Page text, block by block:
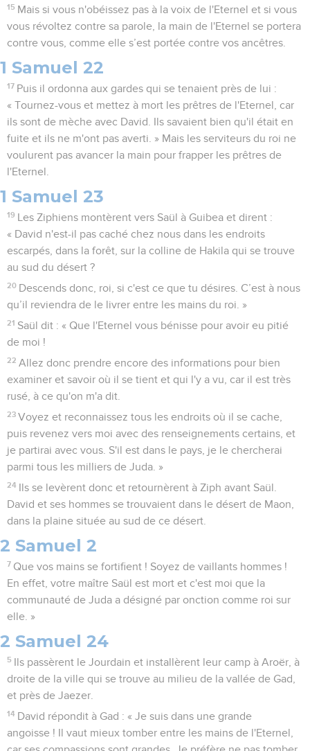
15 Mais si vous n'obéissez pas à la voix de l'Eternel et si vous
vous révoltez contre sa parole, la main de l'Eternel se portera
contre vous, comme elle s’est portée contre vos ancêtres.
1 Samuel 22
17 Puis il ordonna aux gardes qui se tenaient près de lui :
« Tournez-vous et mettez à mort les prêtres de l'Eternel, car
ils sont de mèche avec David. Ils savaient bien qu'il était en
fuite et ils ne m'ont pas averti. » Mais les serviteurs du roi ne
voulurent pas avancer la main pour frapper les prêtres de
l'Eternel.
1 Samuel 23
19
Les Ziphiens montèrent vers Saül à Guibea et dirent :
« David n'est-il pas caché chez nous dans les endroits
escarpés, dans la forêt, sur la colline de Hakila qui se trouve
au sud du désert ?
20 Descends donc, roi, si c'est ce que tu désires. C’est à nous
qu’il reviendra de le livrer entre les mains du roi. »
21 Saül dit : « Que l'Eternel vous bénisse pour avoir eu pitié
de moi !
22 Allez donc prendre encore des informations pour bien
examiner et savoir où il se tient et qui l'y a vu, car il est très
rusé, à ce qu'on m'a dit.
23 Voyez et reconnaissez tous les endroits où il se cache,
puis revenez vers moi avec des renseignements certains, et
je partirai avec vous. S'il est dans le pays, je le chercherai
parmi tous les milliers de Juda. »
24
Ils se levèrent donc et retournèrent à Ziph avant Saül.
David et ses hommes se trouvaient dans le désert de Maon,
dans la plaine située au sud de ce désert.
2 Samuel 2
7 Que vos mains se fortifient ! Soyez de vaillants hommes !
En effet, votre maître Saül est mort et c'est moi que la
communauté de Juda a désigné par onction comme roi sur
elle. »
2 Samuel 24
5
Ils passèrent le Jourdain et installèrent leur camp à Aroër, à
droite de la ville qui se trouve au milieu de la vallée de Gad,
et près de Jaezer.
14 David répondit à Gad : « Je suis dans une grande
angoisse ! Il vaut mieux tomber entre les mains de l'Eternel,